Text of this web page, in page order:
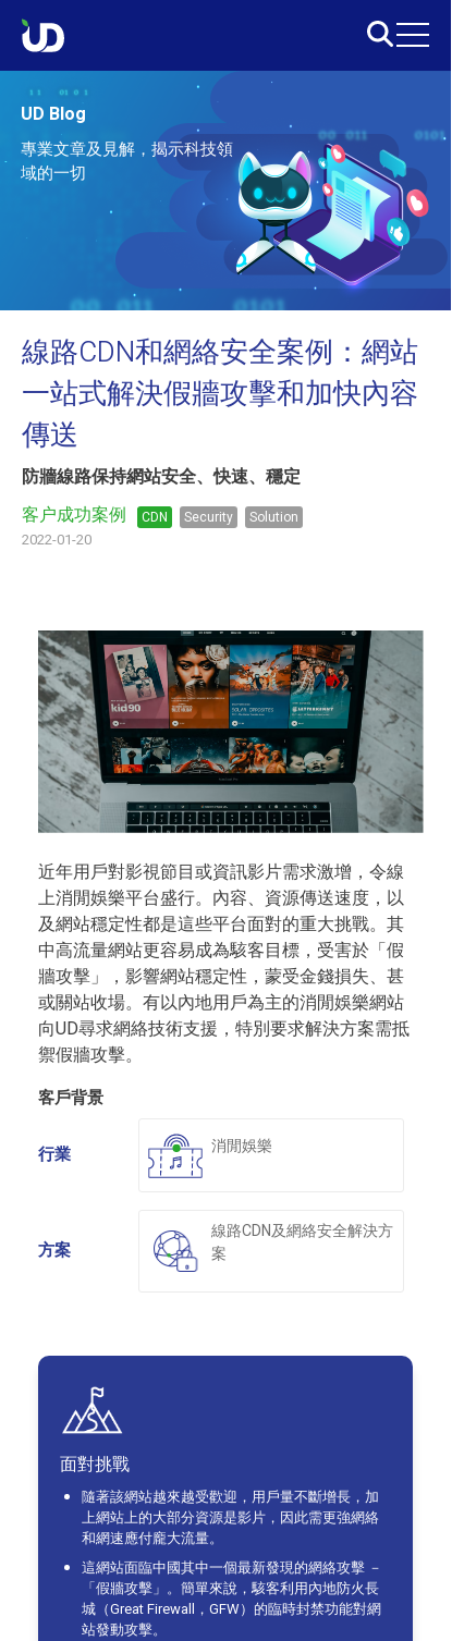
UD Blog
專業文章及見解，揭示科技領
域的一切
線路CDN和網絡安全案例：網站
一站式解決假牆攻擊和加快內容
傳送
防牆線路保持網站安全、快速、穩定
客户成功案例
CDN Security Solution
2022-01-20
近年用戶對影視節目或資訊影片需求激增，令線
上消閒娛樂平台盛行。內容、資源傳送速度，以
及網站穩定性都是這些平台面對的重大挑戰。其
中高流量網站更容易成為駭客目標，受害於「假
牆攻擊」，影響網站穩定性，蒙受金錢損失、甚
或關站收場。有以內地用戶為主的消閒娛樂網站
向UD尋求網絡技術支援，特別要求解決方案需抵
禦假牆攻擊。
客戶背景
行業 消閒娛樂
方案
線路CDN及網絡安全解決方
案
面對挑戰
隨著該網站越來越受歡迎，用戶量不斷增長，加
上網站上的大部分資源是影片，因此需更強網絡
和網速應付龐大流量。
這網站面臨中國其中一個最新發現的網絡攻擊 －
「假牆攻擊」。簡單來說，駭客利用內地防火長
城（Great Firewall，GFW）的臨時封禁功能對網
站發動攻擊。